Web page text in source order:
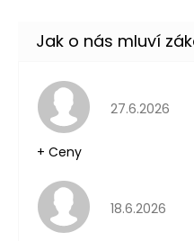
Hodnocení
27.6.2026
+ Ceny
Hodnocení
18.6.2026